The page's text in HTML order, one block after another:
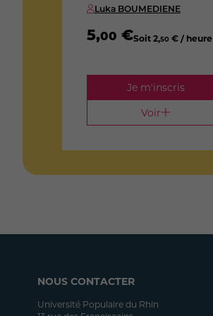
Luka BOUMEDIENE
5,00 €Soit2,50 € / heure
Je m'inscris
Voir
NOUS CONTACTER
Université Populaire du Rhin